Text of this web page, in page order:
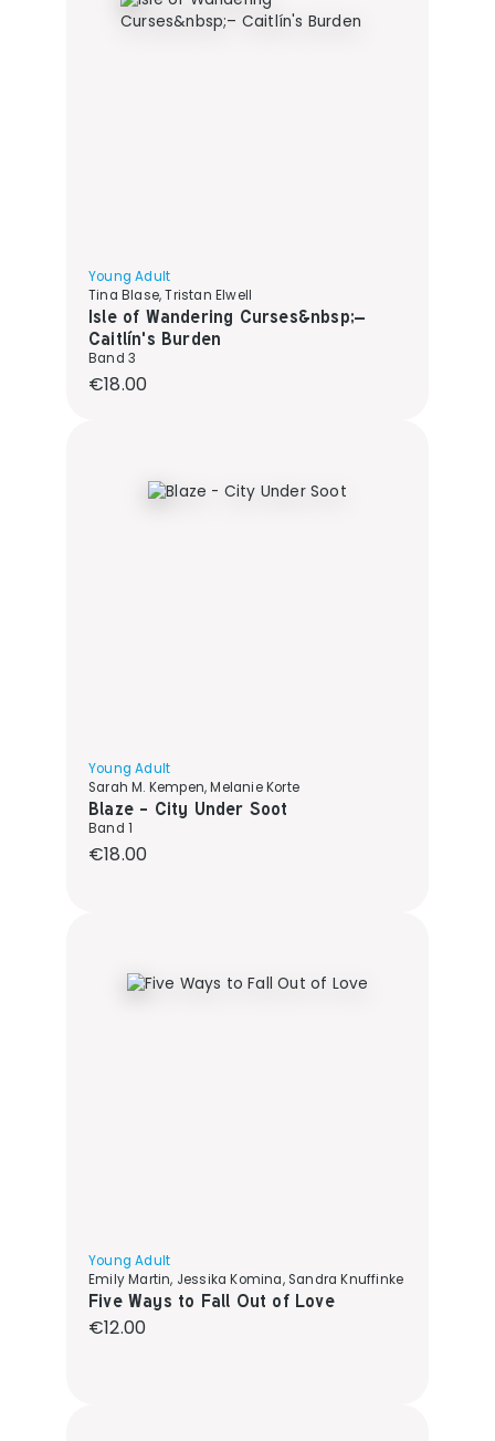
Young Adult
Tina Blase, Tristan Elwell
Isle of Wandering Curses&nbsp;–
Caitlín's Burden
Band 3
Regular price:
€18.00
Young Adult
Sarah M. Kempen, Melanie Korte
Blaze - City Under Soot
Band 1
Regular price:
€18.00
Young Adult
Emily Martin, Jessika Komina, Sandra Knuffinke
Five Ways to Fall Out of Love
Regular price:
€12.00